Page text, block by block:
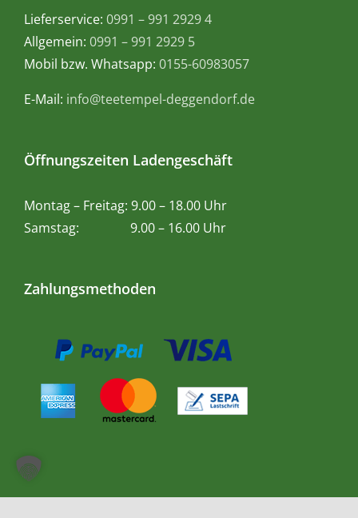
Lieferservice: 0991 – 991 2929 4
Allgemein: 0991 – 991 2929 5
Mobil bzw. Whatsapp: 0155-60983057
E-Mail: info@teetempel-deggendorf.de
Öffnungszeiten Ladengeschäft
Montag – Freitag: 9.00 – 18.00 Uhr
Samstag: 9.00 – 16.00 Uhr
Zahlungsmethoden